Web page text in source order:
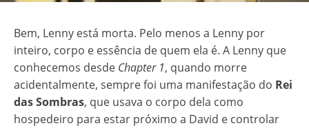
Bem, Lenny está morta. Pelo menos a Lenny por
inteiro, corpo e essência de quem ela é. A Lenny que
conhecemos desde Chapter 1, quando morre
acidentalmente, sempre foi uma manifestação do Rei
das Sombras, que usava o corpo dela como
hospedeiro para estar próximo a David e controlar